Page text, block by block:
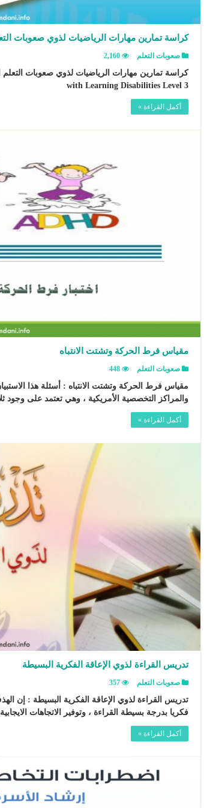
كراسة تمارين مهارات الرياضيات لذوي صعوبات
صعوبات التعلم 2,160
with Learning Disabilities Level 3
أكمل القراءة »
مقياس فرط الحركة وتشتت الانتباه
صعوبات التعلم 448
مقياس فرط الحركة وتشتت الانتباه : أسئلة هذا
والمراكز التخصصية الأمريكية ، وهي تعتمد على
أكمل القراءة »
تدريس القراءة لذوي الإعاقة الفكرية البسيطة
صعوبات التعلم 357
تدريس القراءة لذوي الإعاقة الفكرية البسيطة : إن
فكريا بدرجة بسيطة القراءة ، وتوفير الاتجاهات
أكمل القراءة »